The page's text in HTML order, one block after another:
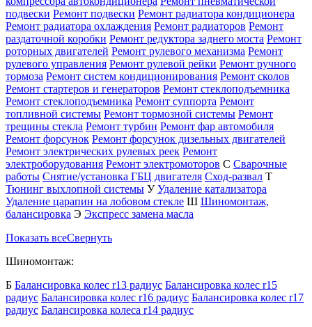
подвески Ремонт подвески Ремонт радиатора кондиционера
Ремонт радиатора охлаждения Ремонт радиаторов Ремонт
раздаточной коробки Ремонт редуктора заднего моста Ремонт
роторных двигателей Ремонт рулевого механизма Ремонт
рулевого управления Ремонт рулевой рейки Ремонт ручного
тормоза Ремонт систем кондиционирования Ремонт сколов
Ремонт стартеров и генераторов Ремонт стеклоподъемника
Ремонт стеклоподъемника Ремонт суппорта Ремонт
топливной системы Ремонт тормозной системы Ремонт
трещины стекла Ремонт турбин Ремонт фар автомобиля
Ремонт форсунок Ремонт форсунок дизельных двигателей
Ремонт электрических рулевых реек Ремонт
электроборудования Ремонт электромоторов С Сварочные
работы Снятие/установка ГБЦ двигателя Сход-развал Т
Тюнинг выхлопной системы У Удаление катализатора
Удаление царапин на лобовом стекле Ш Шиномонтаж,
балансировка Э Экспресс замена масла
Показать всеСвернуть
Шиномонтаж:
Б Балансировка колес r13 радиус Балансировка колес r15
радиус Балансировка колес r16 радиус Балансировка колес r17
радиус Балансировка колеса r14 радиус